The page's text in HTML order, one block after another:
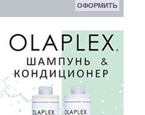
ОФОРМИТЬ